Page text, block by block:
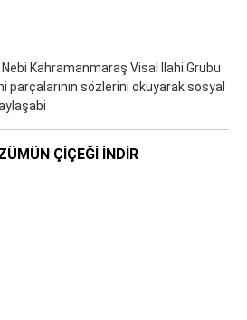
Kahramanmaraş Visal İlahi Grubu
parçalarının sözlerini okuyarak sosyal
ÇİÇEĞİ İNDIR